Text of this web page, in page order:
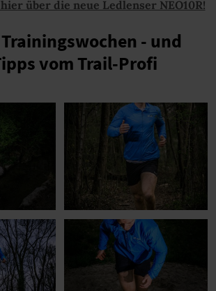
über die neue Ledlenser NEO10R!
- und
vom Trail-Profi